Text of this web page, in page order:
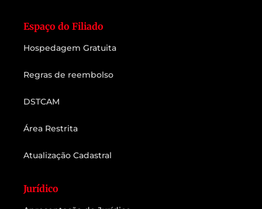
Espaço do Filiado
Hospedagem Gratuita
Regras de reembolso
DSTCAM
Área Restrita
Atualização Cadastral
Jurídico